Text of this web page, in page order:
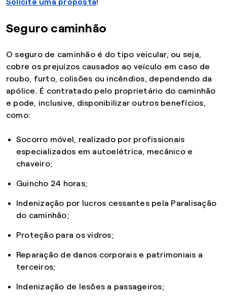
Seguro caminhão
O seguro de caminhão é do tipo veicular, ou seja,
cobre os prejuízos causados ao veículo em caso de
roubo, furto, colisões ou incêndios, dependendo da
apólice. É contratado pelo proprietário do caminhão
e pode, inclusive, disponibilizar outros benefícios,
como:
Socorro móvel, realizado por profissionais
especializados em autoelétrica, mecânico e
chaveiro;
Guincho 24 horas;
Indenização por lucros cessantes pela Paralisação
do caminhão;
Proteção para os vidros;
Reparação de danos corporais e patrimoniais a
terceiros;
Indenização de lesões a passageiros;